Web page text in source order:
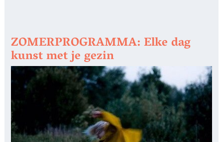
ZOMERPROGRAMMA: Elke dag
kunst met je gezin